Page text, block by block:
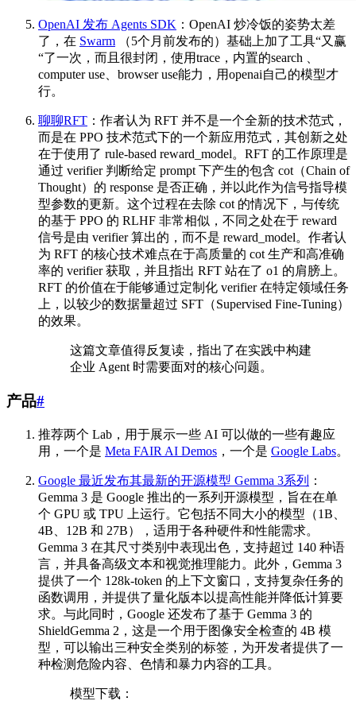
OpenAI 发布 Agents SDK ：OpenAI 炒冷饭的姿势太差
了，在 Swarm （5个月前发布的）基础上加了工具“又赢
“了一次，而且很封闭，使用trace，内置的search 、
computer use、browser use能力，用openai自己的模型才
行。
聊聊RFT ：作者认为 RFT 并不是一个全新的技术范式，
而是在 PPO 技术范式下的一个新应用范式，其创新之处
在于使用了 rule-based reward_model。RFT 的工作原理是
通过 verifier 判断给定 prompt 下产生的包含 cot（Chain of
Thought）的 response 是否正确，并以此作为信号指导模
型参数的更新。这个过程在去除 cot 的情况下，与传统
的基于 PPO 的 RLHF 非常相似，不同之处在于 reward
信号是由 verifier 算出的，而不是 reward_model。作者认
为 RFT 的核心技术难点在于高质量的 cot 生产和高准确
率的 verifier 获取，并且指出 RFT 站在了 o1 的肩膀上。
RFT 的价值在于能够通过定制化 verifier 在特定领域任务
上，以较少的数据量超过 SFT（Supervised Fine-Tuning）
的效果。
这篇文章值得反复读，指出了在实践中构建
企业 Agent 时需要面对的核心问题。
产品#
推荐两个 Lab，用于展示一些 AI 可以做的一些有趣应
用，一个是 Meta FAIR AI Demos ，一个是 Google Labs。
Google 最近发布其最新的开源模型 Gemma 3系列
：
Gemma 3 是 Google 推出的一系列开源模型，旨在在单
个 GPU 或 TPU 上运行。它包括不同大小的模型（1B、
4B、12B 和 27B），适用于各种硬件和性能需求。
Gemma 3 在其尺寸类别中表现出色，支持超过 140 种语
言，并具备高级文本和视觉推理能力。此外，Gemma 3
提供了一个 128k-token 的上下文窗口，支持复杂任务的
函数调用，并提供了量化版本以提高性能并降低计算要
求。与此同时，Google 还发布了基于 Gemma 3 的
ShieldGemma 2，这是一个用于图像安全检查的 4B 模
型，可以输出三种安全类别的标签，为开发者提供了一
种检测危险内容、色情和暴力内容的工具。
模型下载：